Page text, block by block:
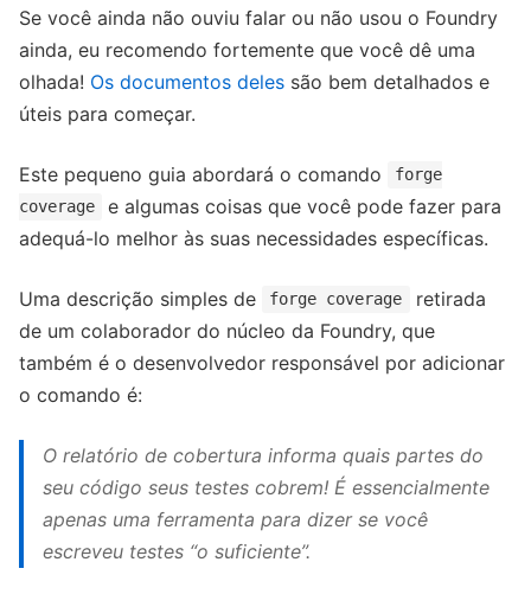
Se você ainda não ouviu falar ou não usou o Foundry
ainda, eu recomendo fortemente que você dê uma
olhada! Os documentos deles são bem detalhados e
úteis para começar.
Este pequeno guia abordará o comando
forge
coverage
e algumas coisas que você pode fazer para
adequá-lo melhor às suas necessidades específicas.
Uma descrição simples de forge coverage
retirada
de um colaborador do núcleo da Foundry, que
também é o desenvolvedor responsável por adicionar
o comando é:
O relatório de cobertura informa quais partes do
seu código seus testes cobrem! É essencialmente
apenas uma ferramenta para dizer se você
escreveu testes “o suficiente”.